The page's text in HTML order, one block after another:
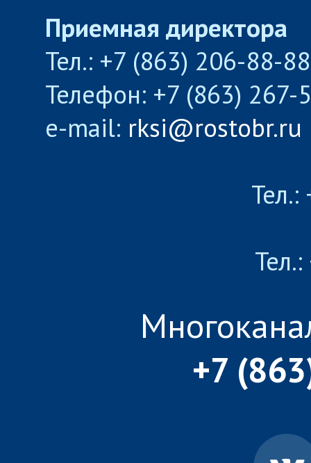
Приемная директора
Тел.: +7 (863) 206-88-
Телефон: +7 (863) 267-
e-mail: rksi@rostobr.ru
+7